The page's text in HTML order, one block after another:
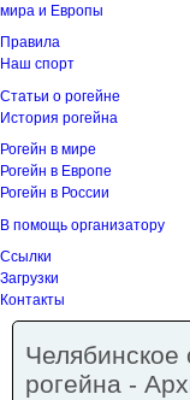
мира и Европы
Правила
Наш спорт
Статьи о рогейне
История рогейна
Рогейн в мире
Рогейн в Европе
Рогейн в России
В помощь организатору
Ссылки
Загрузки
Контакты
рогейна -